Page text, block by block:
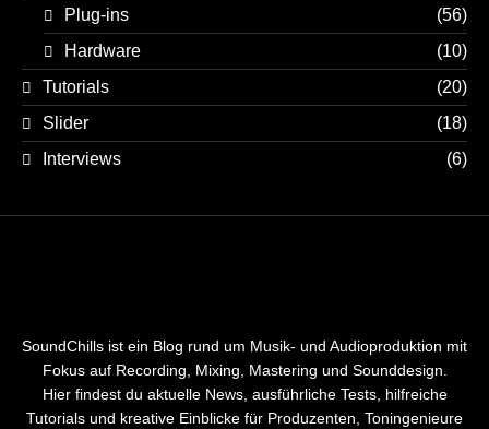
Plug-ins
(56)
Hardware
(10)
Tutorials
(20)
Slider
(18)
Interviews
(6)
SoundChills ist ein Blog rund um Musik- und Audioproduktion mit
Fokus auf Recording, Mixing, Mastering und Sounddesign.
Hier findest du aktuelle News, ausführliche Tests, hilfreiche
Tutorials und kreative Einblicke für Produzenten, Toningenieure